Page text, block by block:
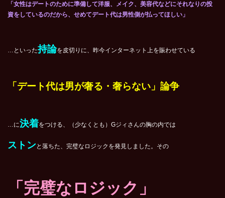
「女性はデートのために準備して洋服、メイク、美容代などにそれなりの投
資をしているのだから、せめてデート代は男性側が払ってほしい」
…といった持論を皮切りに、昨今インターネット上を賑わせている
「デート代は男が奢る・奢らない」論争
…に決着をつける、（少なくとも）Gジィさんの胸の内では
ストン と落ちた、完璧なロジックを発見しました。その
「完璧なロジック」